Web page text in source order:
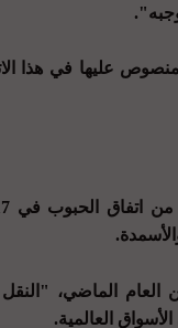
عليها في هذا
الماضي، "النقل
العالمية.